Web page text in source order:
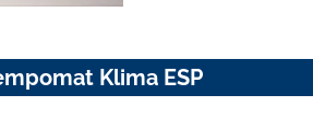
Klima ESP